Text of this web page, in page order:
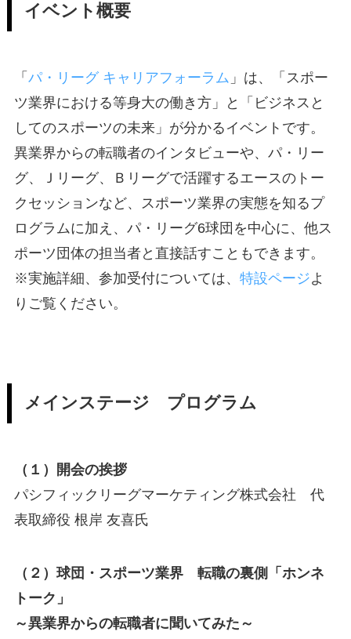
イベント概要
「 パ・リーグ キャリアフォーラム 」は、「スポー
ツ業界における等身大の働き方」と「ビジネスと
してのスポーツの未来」が分かるイベントです。
異業界からの転職者のインタビューや、パ・リー
グ、Ｊリーグ、Ｂリーグで活躍するエースのトー
クセッションなど、スポーツ業界の実態を知るプ
ログラムに加え、パ・リーグ6球団を中心に、他ス
ポーツ団体の担当者と直接話すこともできます。
※実施詳細、参加受付については、 特設ページよ
りご覧ください。
メインステージ プログラム
（１）開会の挨拶
パシフィックリーグマーケティング株式会社 代
表取締役 根岸 友喜氏
（２）球団・スポーツ業界 転職の裏側「ホンネ
トーク」
～異業界からの転職者に聞いてみた～